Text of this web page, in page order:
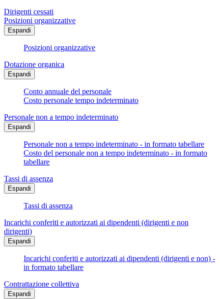
Dirigenti cessati
Posizioni organizzative
Espandi
Posizioni organizzative
Dotazione organica
Espandi
Conto annuale del personale
Costo personale tempo indeterminato
Personale non a tempo indeterminato
Espandi
Personale non a tempo indeterminato - in formato tabellare
Costo del personale non a tempo indeterminato - in formato
tabellare
Tassi di assenza
Espandi
Tassi di assenza
Incarichi conferiti e autorizzati ai dipendenti (dirigenti e non
dirigenti)
Espandi
Incarichi conferiti e autorizzati ai dipendenti (dirigenti e non) -
in formato tabellare
Contrattazione collettiva
Espandi